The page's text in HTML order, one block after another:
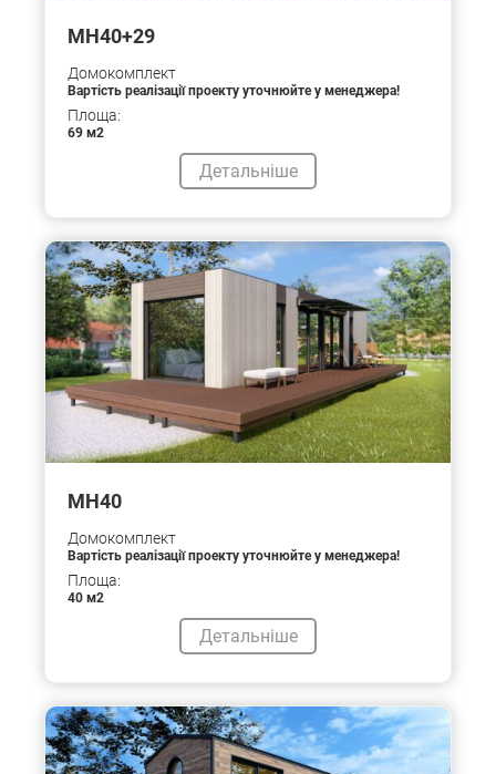
МН40+29
Домокомплект
Вартість реалізації проекту уточнюйте у менеджера!
Площа:
69 м2
Детальніше
MH40
Домокомплект
Вартість реалізації проекту уточнюйте у менеджера!
Площа:
40 м2
Детальніше